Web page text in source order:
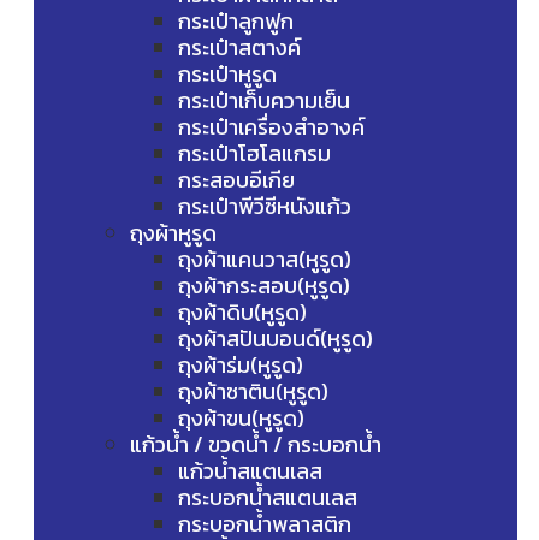
กระเป๋าลูกฟูก
กระเป๋าสตางค์
กระเป๋าหูรูด
กระเป๋าเก็บความเย็น
กระเป๋าเครื่องสำอางค์
กระเป๋าโฮโลแกรม
กระสอบอีเกีย
กระเป๋าพีวีซีหนังแก้ว
ถุงผ้าหูรูด
ถุงผ้าแคนวาส(หูรูด)
ถุงผ้ากระสอบ(หูรูด)
ถุงผ้าดิบ(หูรูด)
ถุงผ้าสปันบอนด์(หูรูด)
ถุงผ้าร่ม(หูรูด)
ถุงผ้าซาติน(หูรูด)
ถุงผ้าขน(หูรูด)
แก้วน้ำ / ขวดน้ำ / กระบอกน้ำ
แก้วน้ำสแตนเลส
กระบอกน้ำสแตนเลส
กระบอกน้ำพลาสติก